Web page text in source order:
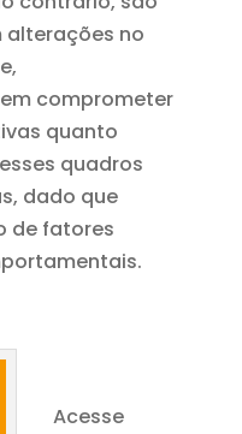
alterações no
comprometer
quanto
quadros
dado que
de fatores
Acesse